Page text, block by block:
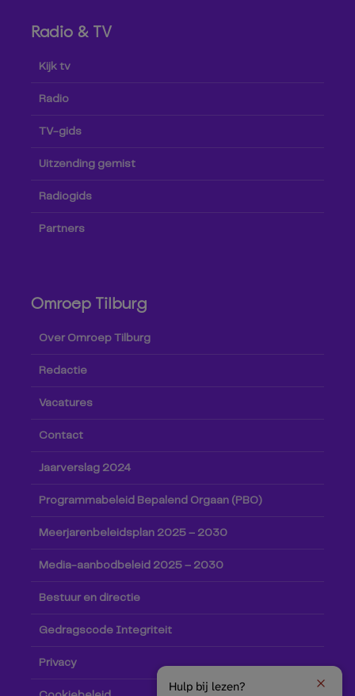
Radio & TV
Kijk tv
Radio
TV-gids
Uitzending gemist
Radiogids
Partners
Omroep Tilburg
Over Omroep Tilburg
Redactie
Vacatures
Contact
Jaarverslag 2024
Programmabeleid Bepalend Orgaan (PBO)
Meerjarenbeleidsplan 2025 – 2030
Media-aanbodbeleid 2025 – 2030
Bestuur en directie
Gedragscode Integriteit
Privacy
Hulp bij lezen?